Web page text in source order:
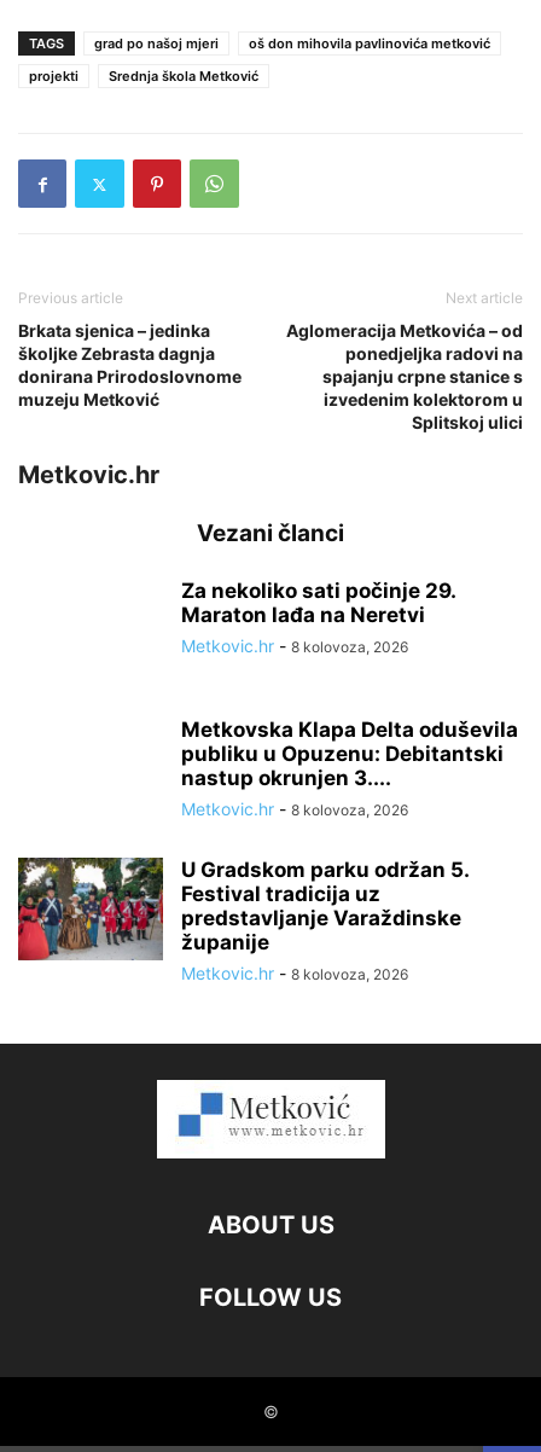
TAGS grad po našoj mjeri
oš don mihovila pavlinovića metković
projekti
Srednja škola Metković
Previous article
Brkata sjenica – jedinka
školjke Zebrasta dagnja
donirana Prirodoslovnome
muzeju Metković
Next article
Aglomeracija Metkovića – od
ponedjeljka radovi na
spajanju crpne stanice s
izvedenim kolektorom u
Splitskoj ulici
Metkovic.hr
Vezani članci
Za nekoliko sati počinje 29.
Maraton lađa na Neretvi
Metkovic.hr - 8 kolovoza, 2026
Metkovska Klapa Delta oduševila
publiku u Opuzenu: Debitantski
nastup okrunjen 3....
Metkovic.hr - 8 kolovoza, 2026
U Gradskom parku održan 5.
Festival tradicija uz
predstavljanje Varaždinske
županije
Metkovic.hr - 8 kolovoza, 2026
ABOUT US
FOLLOW US
©